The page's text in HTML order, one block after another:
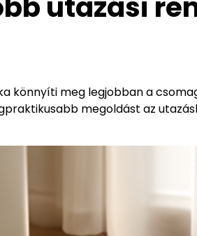
könnyíti meg legjobban a
megoldást az